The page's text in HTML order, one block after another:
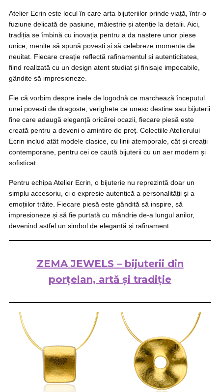
Atelier Ecrin este locul în care arta bijuteriilor prinde viață, într-o
fuziune delicată de pasiune, măiestrie și atenție la detalii. Aici,
tradiția se îmbină cu inovația pentru a da naștere unor piese
unice, menite să spună povești și să celebreze momente de
neuitat. Fiecare creație reflectă rafinamentul și autenticitatea,
fiind realizată cu un design atent studiat și finisaje impecabile,
gândite să impresioneze.
Fie că vorbim despre inele de logodnă ce marchează începutul
unei povești de dragoste, verighete ce unesc destine sau bijuterii
fine care adaugă eleganță oricărei ocazii, fiecare piesă este
creată pentru a deveni o amintire de preț. Colectiile Atelierului
Ecrin includ atât modele clasice, cu linii atemporale, cât și creații
contemporane, pentru cei ce caută bijuterii cu un aer modern și
sofisticat.
Pentru echipa Atelier Ecrin, o bijuterie nu reprezintă doar un
simplu accesoriu, ci o expresie autentică a personalității și a
emoțiilor trăite. Fiecare piesă este gândită să inspire, să
impresioneze și să fie purtată cu mândrie de-a lungul anilor,
devenind astfel un simbol de eleganță și rafinament.
ZEMAJEWELS – bijuterii din
porțelan, artă și tradiție